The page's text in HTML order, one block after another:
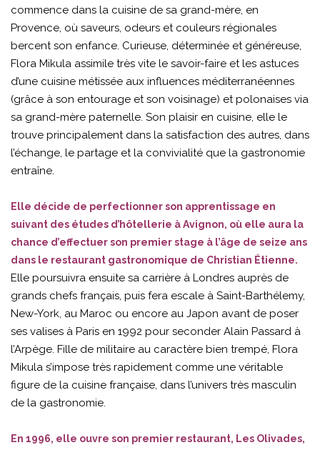
commence dans la cuisine de sa grand-mère, en
Provence, où saveurs, odeurs et couleurs régionales
bercent son enfance. Curieuse, déterminée et généreuse,
Flora Mikula assimile très vite le savoir-faire et les astuces
d’une cuisine métissée aux influences méditerranéennes
(grâce à son entourage et son voisinage) et polonaises via
sa grand-mère paternelle. Son plaisir en cuisine, elle le
trouve principalement dans la satisfaction des autres, dans
l’échange, le partage et la convivialité que la gastronomie
entraîne.
Elle décide de perfectionner son apprentissage en
suivant des études d’hôtellerie à Avignon, où elle aura la
chance d’effectuer son premier stage à l’âge de seize ans
dans le restaurant gastronomique de Christian Étienne.
Elle poursuivra ensuite sa carrière à Londres auprès de
grands chefs français, puis fera escale à Saint-Barthélemy,
New-York, au Maroc ou encore au Japon avant de poser
ses valises à Paris en 1992 pour seconder Alain Passard à
l’Arpège. Fille de militaire au caractère bien trempé, Flora
Mikula s’impose très rapidement comme une véritable
figure de la cuisine française, dans l’univers très masculin
de la gastronomie.
En 1996, elle ouvre son premier restaurant, Les Olivades,